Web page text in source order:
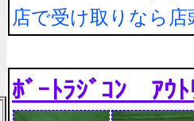
店で受け取りなら店
ﾎﾞｰﾄﾗｼﾞｺﾝ ｱ